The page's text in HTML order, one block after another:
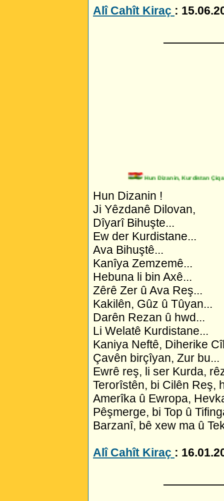
Alî Cahît Kiraç :
Hun Dizanin, Kurdistan Çiqas
Hun Dizanin !
Ji Yêzdanê Dilovan,
Dîyarî Bihuşte...
Ew der Kurdistane...
Ava Bihuştê...
Kanîya Zemzemê...
Hebuna li bin Axê...
Zêrê Zer û Ava Reş...
Kakilên, Gûz û Tûyan...
Darên Rezan û hwd...
Li Welatê Kurdistane...
Kaniya Neftê, Diherike
Çavên birçîyan, Zur bu...
Ewrê reş, li ser Kurda,
Terorîstên, bi Cilên Reş,
Amerîka û Ewropa,
Pêşmerge, bi Top û
Barzanî, bê xew ma û
Alî Cahît Kiraç :